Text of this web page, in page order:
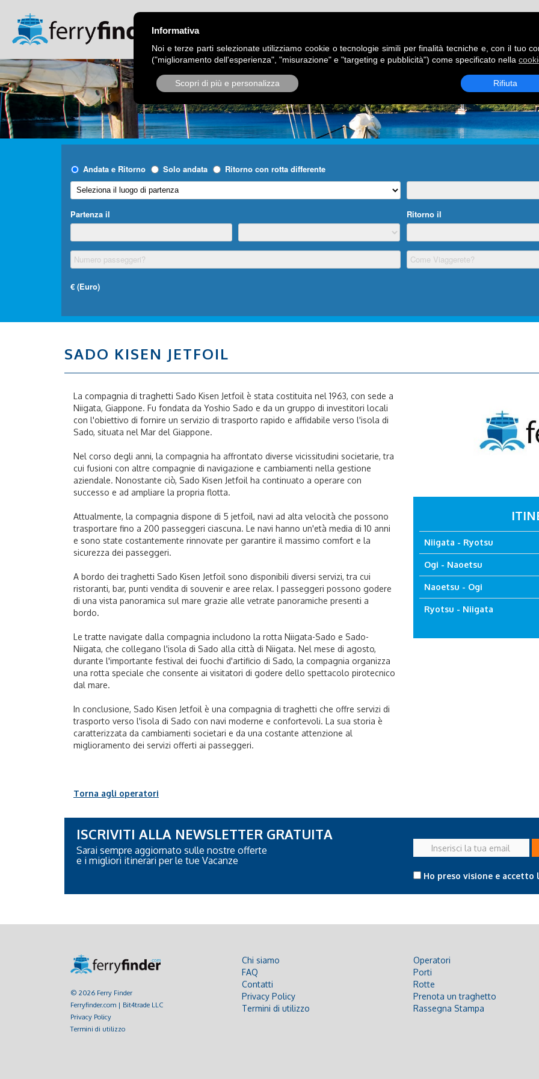
CHI SIAMO
SADO KISEN JETFOIL
La compagnia di traghetti Sado Kisen Jetfoil è stata costituita nel 1963, con sede a
Niigata, Giappone. Fu fondata da Yoshio Sado e da un gruppo di investitori locali
con l'obiettivo di fornire un servizio di trasporto rapido e affidabile verso l'isola di
Sado, situata nel Mar del Giappone.
Nel corso degli anni, la compagnia ha affrontato diverse vicissitudini societarie, tra
cui fusioni con altre compagnie di navigazione e cambiamenti nella gestione
aziendale. Nonostante ciò, Sado Kisen Jetfoil ha continuato a operare con
successo e ad ampliare la propria flotta.
Attualmente, la compagnia dispone di 5 jetfoil, navi ad alta velocità che possono
trasportare fino a 200 passeggeri ciascuna. Le navi hanno un'età media di 10 anni
e sono state costantemente rinnovate per garantire il massimo comfort e la
sicurezza dei passeggeri.
A bordo dei traghetti Sado Kisen Jetfoil sono disponibili diversi servizi, tra cui
ristoranti, bar, punti vendita di souvenir e aree relax. I passeggeri possono godere
di una vista panoramica sul mare grazie alle vetrate panoramiche presenti a
bordo.
Le tratte navigate dalla compagnia includono la rotta Niigata-Sado e Sado-
Niigata, che collegano l'isola di Sado alla città di Niigata. Nel mese di agosto,
durante l'importante festival dei fuochi d'artificio di Sado, la compagnia organizza
una rotta speciale che consente ai visitatori di godere dello spettacolo pirotecnico
dal mare.
In conclusione, Sado Kisen Jetfoil è una compagnia di traghetti che offre servizi di
trasporto verso l'isola di Sado con navi moderne e confortevoli. La sua storia è
caratterizzata da cambiamenti societari e da una costante attenzione al
miglioramento dei servizi offerti ai passeggeri.
Niigata - Ryotsu
Ogi - Naoetsu
Naoetsu - Ogi
Ryotsu - Niigata
Torna agli operatori
ISCRIVITI ALLA NEWSLETTER GRATUITA
Sarai sempre aggiornato sulle nostre offerte
e i migliori itinerari per le tue Vacanze
Inserisci
la
emailHo preso visione e
© 2026 Ferry Finder
Ferryfinder.com | Bit4trade LLC
Privacy Policy
Termini di utilizzo
Chi siamo
FAQ
Contatti
Privacy Policy
Termini di utilizzo
Operatori
Porti
Rotte
Prenota un traghetto
Rassegna Stampa
Informativa
Noi e terze parti selezionate utilizziamo cookie o tecnologie simili per finalità tecniche e, con il tuo
("miglioramento dell'esperienza", "misurazione" e "targeting e pubblicità") come specificato nella
Rifiuta
Scopri di più e personalizza